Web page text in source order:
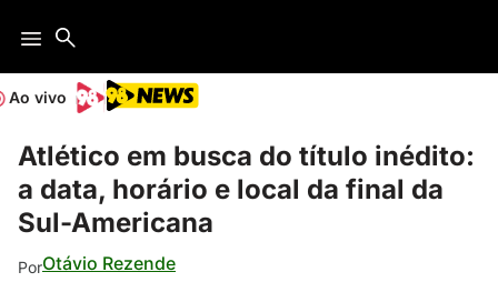
Ao vivo
Atlético em busca do título inédito:
a data, horário e local da final da
Sul-Americana
PorOtávio Rezende